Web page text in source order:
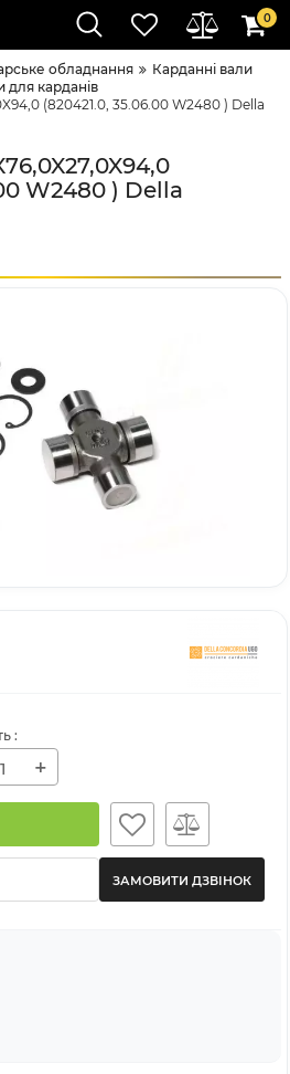
0
обладнання
Карданні вали
для карданів
(820421.0, 35.06.00 W2480 ) Della
W2480 ) Della
:
+